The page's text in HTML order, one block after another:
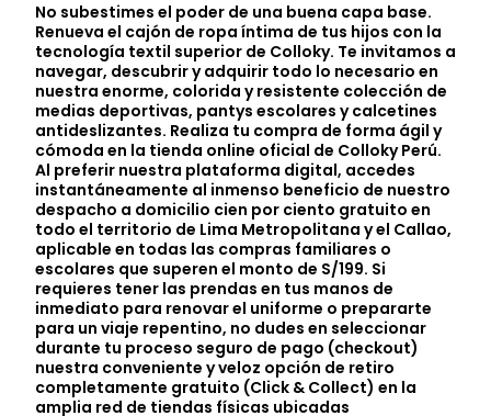
No subestimes el poder de una buena capa base.
Renueva el cajón de ropa íntima de tus hijos con la
tecnología textil superior de Colloky. Te invitamos a
navegar, descubrir y adquirir todo lo necesario en
nuestra enorme, colorida y resistente colección de
medias deportivas, pantys escolares y calcetines
antideslizantes. Realiza tu compra de forma ágil y
cómoda en la tienda online oficial de Colloky Perú.
Al preferir nuestra plataforma digital, accedes
instantáneamente al inmenso beneficio de nuestro
despacho a domicilio cien por ciento gratuito en
todo el territorio de Lima Metropolitana y el Callao,
aplicable en todas las compras familiares o
escolares que superen el monto de S/199. Si
requieres tener las prendas en tus manos de
inmediato para renovar el uniforme o prepararte
para un viaje repentino, no dudes en seleccionar
durante tu proceso seguro de pago (checkout)
nuestra conveniente y veloz opción de retiro
completamente gratuito (Click & Collect) en la
amplia red de tiendas físicas ubicadas